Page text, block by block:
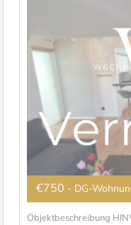
€750 - DG-
Objektbeschreibung